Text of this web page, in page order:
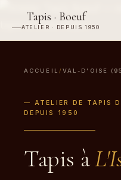
Tapis · Boeuf
ATELIER · DEPUIS 1950
ACCUEIL / VAL-D'OISE
— ATELIER DE TAPIS
DEPUIS 1950
Tapis à